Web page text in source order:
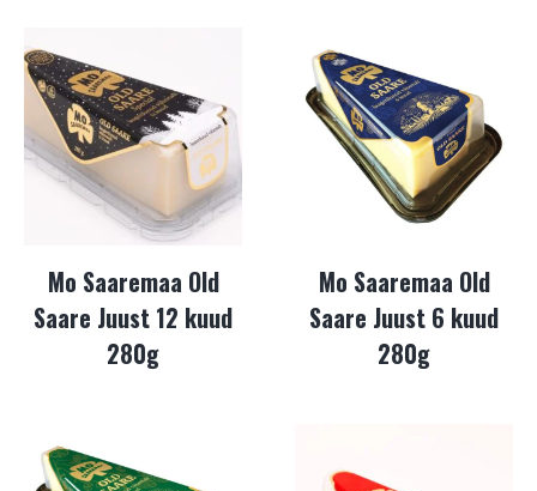
Mo Saaremaa Old
Saare Juust 12 kuud
280g
Mo Saaremaa Old
Saare Juust 6 kuud
280g